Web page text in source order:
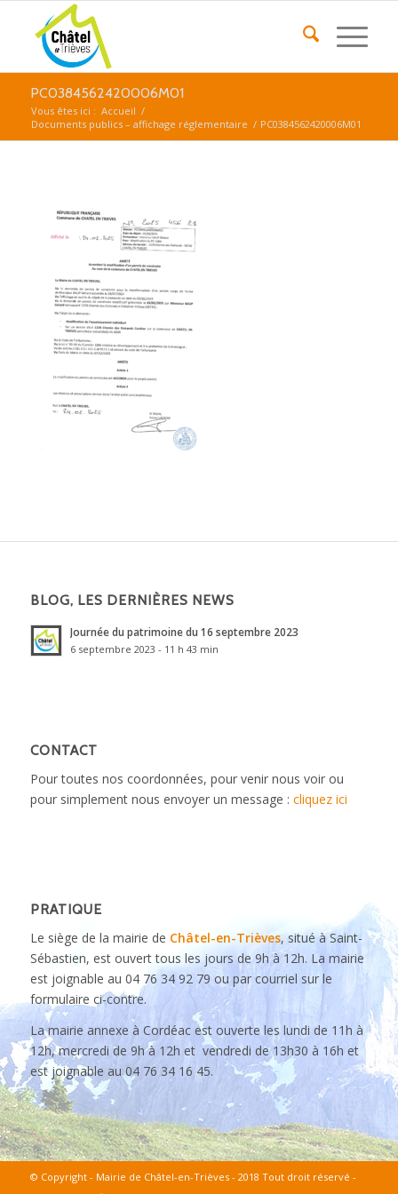
PC0384562420006M01
Vous êtes ici : Accueil /
Documents publics – affichage réglementaire / PC0384562420006M01
BLOG, LES DERNIÈRES NEWS
Journée du patrimoine du 16 septembre 2023
6 septembre 2023 - 11 h 43 min
CONTACT
Pour toutes nos coordonnées, pour venir nous voir ou
pour simplement nous envoyer un message : cliquez ici
PRATIQUE
Le siège de la mairie de Châtel-en-Trièves, situé à Saint-
Sébastien, est ouvert tous les jours de 9h à 12h. La mairie
est joignable au 04 76 34 92 79 ou par courriel sur le
formulaire ci-contre.
La mairie annexe à Cordéac est ouverte les lundi de 11h à
12h, mercredi de 9h à 12h et vendredi de 13h30 à 16h et
est joignable au 04 76 34 16 45.
© Copyright - Mairie de Châtel-en-Trièves - 2018 Tout droit réservé -